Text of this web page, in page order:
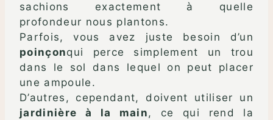
sachions exactement à quelle
profondeur nous plantons.
Parfois, vous avez juste besoin d’un
poinçonqui perce simplement un trou
dans le sol dans lequel on peut placer
une ampoule.
D’autres, cependant, doivent utiliser un
jardinière à la main, ce qui rend la